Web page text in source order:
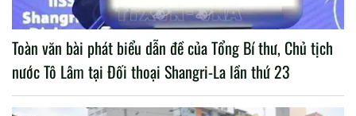
Toàn văn bài phát biểu dẫn đề của Tổng Bí thư, Chủ tịch
nước Tô Lâm tại Đối thoại Shangri-La lần thứ 23